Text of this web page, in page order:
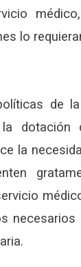
lo
de
dotación
la
necesarios